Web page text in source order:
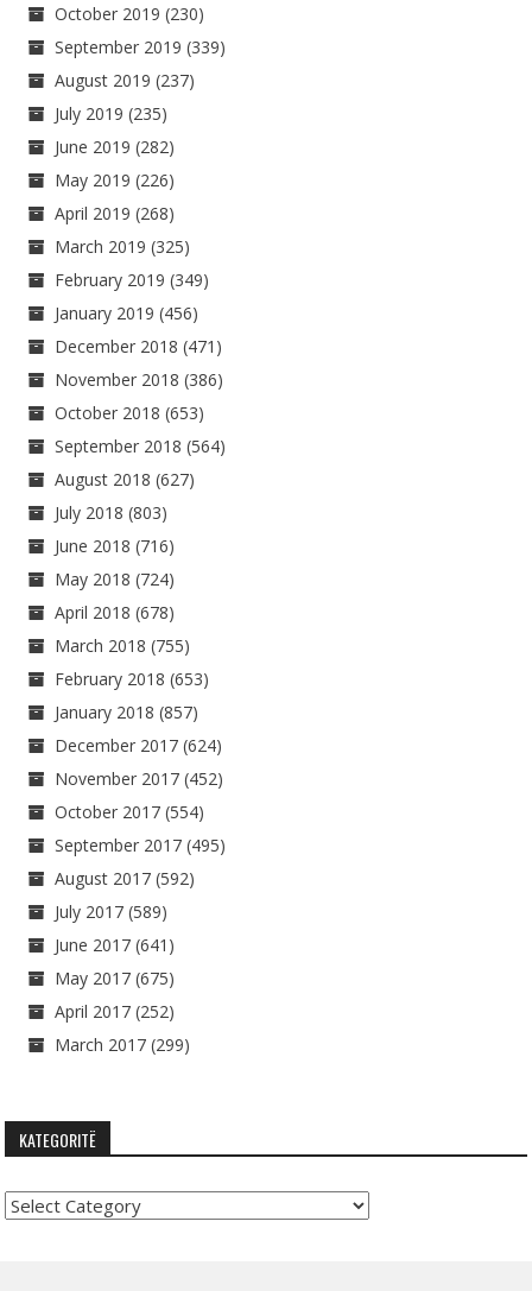
October 2019 (230)
September 2019 (339)
August 2019 (237)
July 2019 (235)
June 2019 (282)
May 2019 (226)
April 2019 (268)
March 2019 (325)
February 2019 (349)
January 2019 (456)
December 2018 (471)
November 2018 (386)
October 2018 (653)
September 2018 (564)
August 2018 (627)
July 2018 (803)
June 2018 (716)
May 2018 (724)
April 2018 (678)
March 2018 (755)
February 2018 (653)
January 2018 (857)
December 2017 (624)
November 2017 (452)
October 2017 (554)
September 2017 (495)
August 2017 (592)
July 2017 (589)
June 2017 (641)
May 2017 (675)
April 2017 (252)
March 2017 (299)
KATEGORITË
Kategoritë